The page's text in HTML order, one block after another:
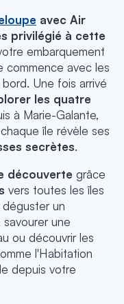
avec Air
privilégié à cette
embarquement
commence avec les
Une fois arrivé
les quatre
à Marie-Galante,
île révèle ses
secrètes.
découverte grâce
vers toutes les îles
un
savourer une
ou découvrir les
l'Habitation
depuis votre